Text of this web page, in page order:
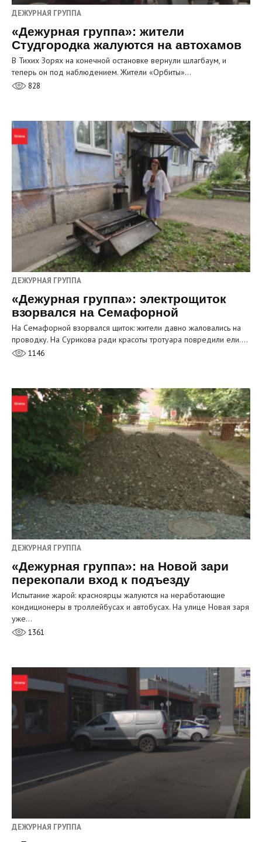
ДЕЖУРНАЯ ГРУППА
«Дежурная группа»: жители
Студгородка жалуются на автохамов
В Тихих Зорях на конечной остановке вернули шлагбаум, и
теперь он под наблюдением. Жители «Орбиты»…
828
ДЕЖУРНАЯ ГРУППА
«Дежурная группа»: электрощиток
взорвался на Семафорной
На Семафорной взорвался щиток: жители давно жаловались на
проводку. На Сурикова ради красоты тротуара повредили ели.…
1146
ДЕЖУРНАЯ ГРУППА
«Дежурная группа»: на Новой зари
перекопали вход к подъезду
Испытание жарой: красноярцы жалуются на неработающие
кондиционеры в троллейбусах и автобусах. На улице Новая заря
уже…
1361
ДЕЖУРНАЯ ГРУППА